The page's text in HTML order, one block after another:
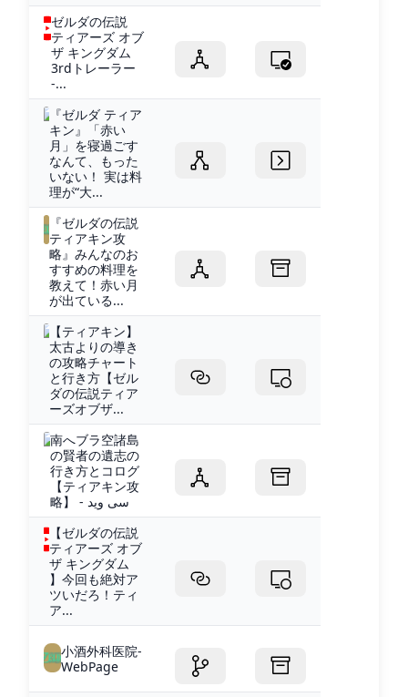
ゼルダの伝説
ティアーズ オブ
ザ キングダム
3rdトレーラー
-...
『ゼルダ ティア
キン』「赤い
月」を寝過ごす
なんて、もった
いない！ 実は料
理が“大...
『ゼルダの伝説
ティアキン攻
略』みんなのお
すすめの料理を
教えて！赤い月
が出ている...
【ティアキン】
太古よりの導き
の攻略チャート
と行き方【ゼル
ダの伝説ティア
ーズオブザ...
南へブラ空諸島
の賢者の遺志の
行き方とコログ
【ティアキン攻
略】 - سی وید
【ゼルダの伝説
ティアーズ オブ
ザ キングダム
】今回も絶対ア
ツいだろ！ティ
ア...
小酒外科医院-
WebPage